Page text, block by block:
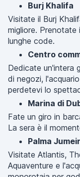
Burj Khalifa
Visitate il Burj
migliore.
lunghe code.
Centro
Dedicate un'intera
di negozi,
perdetevi lo
Marina di
Fate un giro in
La sera è il
Palma
Visitate Atlantis,
Aquaventure e